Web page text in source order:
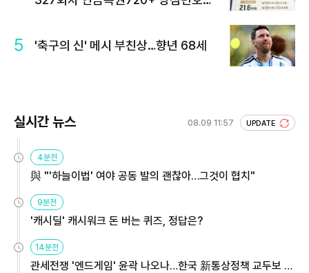
5 '축구의 신' 메시 부친상…향년 68세
실시간 뉴스 08.09 11:57 UPDATE
4분전
與 "'하늘이법' 여야 공동 발의 괜찮아…그것이 협치"
9분전
'캐시딜' 캐시워크 돈 버는 퀴즈, 정답은?
14분전
관세전쟁 '엔드게임' 윤곽 나오나…한국 新통상정책 교두보 활